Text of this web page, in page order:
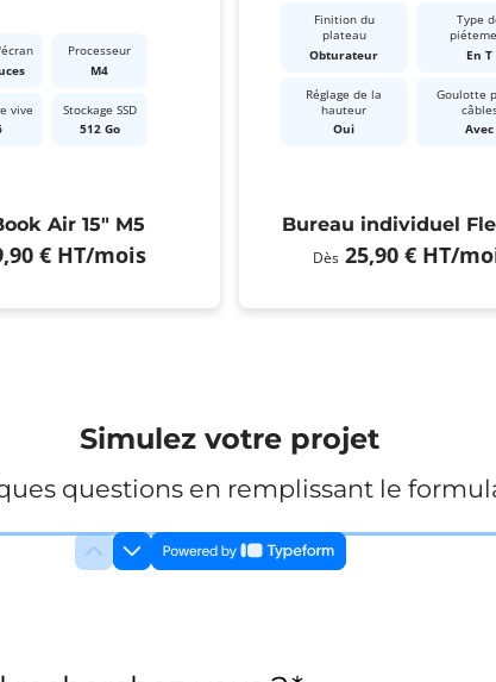
Processeur
M4
vive
Stockage SSD
512 Go
Air 15" M5
€ HT/mois
Finition du
plateau
Obturateur
Type
En T
Réglage de la
hauteur
Oui
Goulotte
Avec
Bureau individuel
Dès 25,90 € HT/
Simulez votre projet
questions en remplissant le